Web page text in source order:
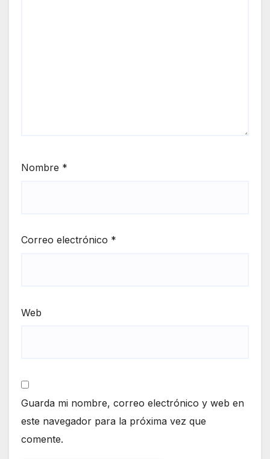
Nombre *
Correo electrónico *
Web
Guarda mi nombre, correo electrónico y web en
este navegador para la próxima vez que
comente.